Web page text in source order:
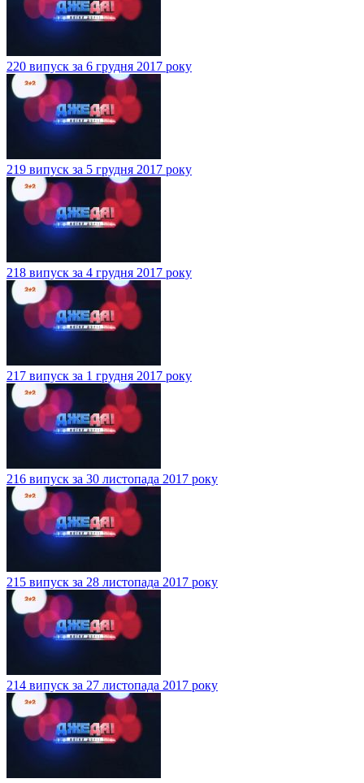
220 випуск за 6 грудня 2017 року
219 випуск за 5 грудня 2017 року
218 випуск за 4 грудня 2017 року
217 випуск за 1 грудня 2017 року
216 випуск за 30 листопада 2017 року
215 випуск за 28 листопада 2017 року
214 випуск за 27 листопада 2017 року